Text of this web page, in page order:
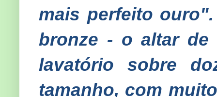
mais perfeito
bronze - o altar de
lavatório sobre
tamanho, com